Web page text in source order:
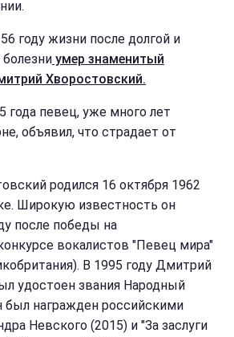
году жизни после долгой и
умер знаменитый
Хворостовский.
года певец, уже много лет
объявил, что страдает от
родился 16 октября 1962
Широкую известность он
после победы на
вокалистов "Певец мира"
В 1995 году Дмитрий
удостоен звания Народный
был награжден российскими
Невского (2015) и "За заслуги